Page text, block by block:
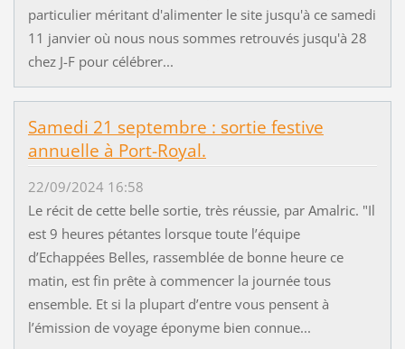
particulier méritant d'alimenter le site jusqu'à ce samedi
11 janvier où nous nous sommes retrouvés jusqu'à 28
chez J-F pour célébrer...
Samedi 21 septembre : sortie festive
annuelle à Port-Royal.
22/09/2024 16:58
Le récit de cette belle sortie, très réussie, par Amalric. "Il
est 9 heures pétantes lorsque toute l’équipe
d’Echappées Belles, rassemblée de bonne heure ce
matin, est fin prête à commencer la journée tous
ensemble. Et si la plupart d’entre vous pensent à
l’émission de voyage éponyme bien connue...